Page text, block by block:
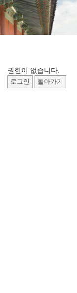
권한이 없습니다.
로그인 돌아가기